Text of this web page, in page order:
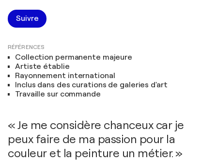
Suivre
RÉFÉRENCES
Collection permanente majeure
Artiste établie
Rayonnement international
Inclus dans des curations de galeries d'art
Travaille sur commande
« Je me considère chanceux car je
peux faire de ma passion pour la
couleur et la peinture un métier. »